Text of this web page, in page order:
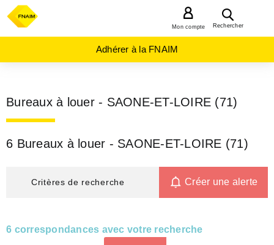
Rechercher
Mon compte
Adhérer à la FNAIM
Bureaux à louer - SAONE-ET-LOIRE (71)
6 Bureaux à louer - SAONE-ET-LOIRE (71)
Critères de recherche Créer une alerte
6 correspondances avec votre recherche